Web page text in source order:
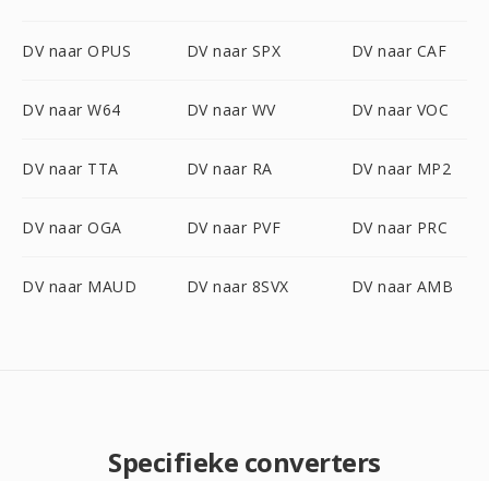
DV naar OPUS DV naar SPX DV naar CAF
DV naar W64 DV naar WV DV naar VOC
DV naar TTA DV naar RA DV naar MP2
DV naar OGA DV naar PVF DV naar PRC
DV naar MAUD DV naar 8SVX DV naar AMB
Specifieke converters